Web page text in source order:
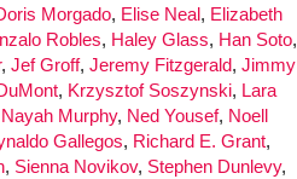
Morgado, Elise Neal, Elizabeth
Robles, Haley Glass, Han Soto,
, Jef Groff, Jeremy Fitzgerald, Jimmy
, Krzysztof Soszynski, Lara
Nayah Murphy, Ned Yousef, Noell
Gallegos, Richard E. Grant,
, Sienna Novikov, Stephen Dunlevy,